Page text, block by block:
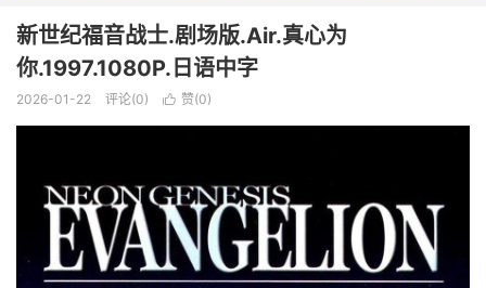
新世纪福音战士.剧场版.Air.真心为
你.1997.1080P.日语中字
2026-01-22 评论(0)  赞(0)